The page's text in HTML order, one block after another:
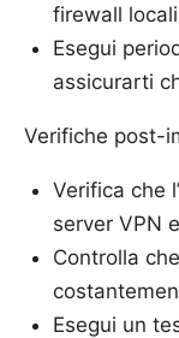
firewall locali
Esegui
assicurarti
Verifiche post-
Verifica che
server VPN
Controlla
Esegui un